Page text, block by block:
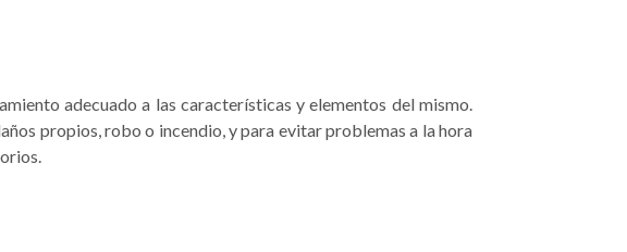
adecuado a las características y elementos del mismo.
propios, robo o incendio, y para evitar problemas a la hora